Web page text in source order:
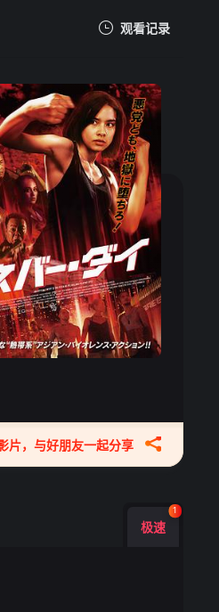
观看记录
无观看影片的记录
片，与好朋友一起分享
极速
1